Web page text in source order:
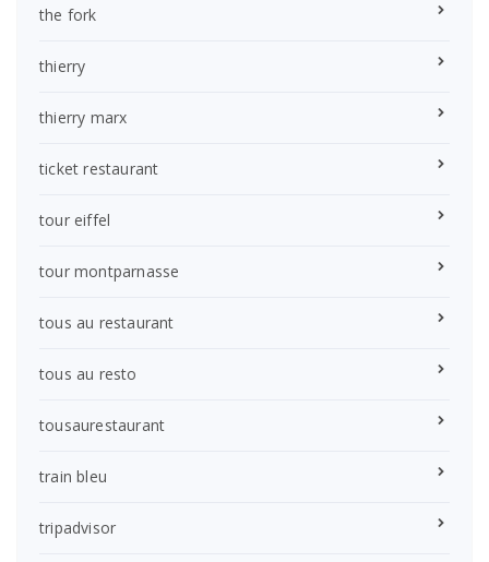
the fork
thierry
thierry marx
ticket restaurant
tour eiffel
tour montparnasse
tous au restaurant
tous au resto
tousaurestaurant
train bleu
tripadvisor